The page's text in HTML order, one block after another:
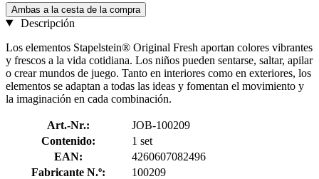
Ambas a la cesta de la compra
Descripción
Los elementos Stapelstein® Original Fresh aportan colores vibrantes
y frescos a la vida cotidiana. Los niños pueden sentarse, saltar, apilar
o crear mundos de juego. Tanto en interiores como en exteriores, los
elementos se adaptan a todas las ideas y fomentan el movimiento y
la imaginación en cada combinación.
Art.-Nr.:
JOB-100209
Contenido:
1 set
EAN:
4260607082496
Fabricante N.º:
100209